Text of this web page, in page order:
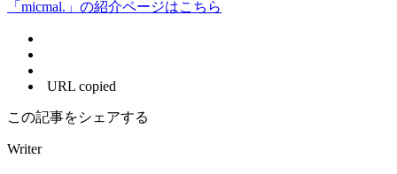
「micmal.」の紹介ページはこちら
URL copied
この記事をシェアする
Writer